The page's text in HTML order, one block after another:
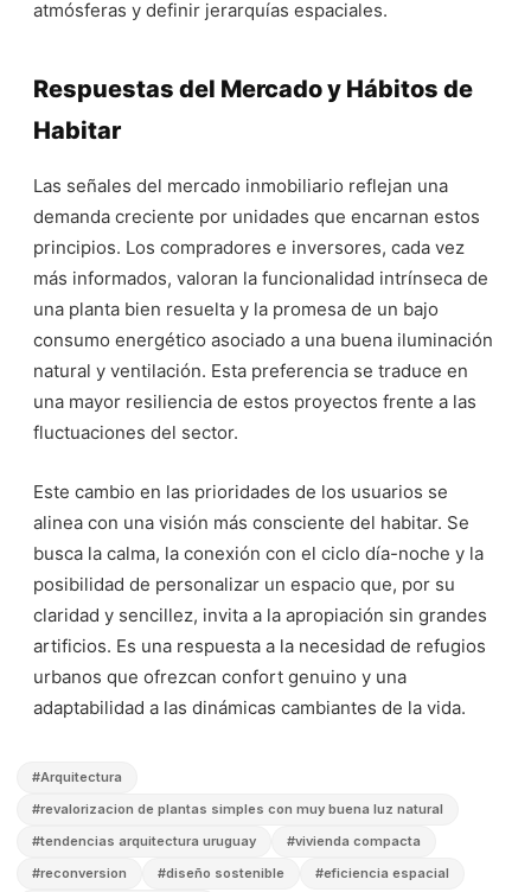
atmósferas y definir jerarquías espaciales.
Respuestas del Mercado y Hábitos de
Habitar
Las señales del mercado inmobiliario reflejan una
demanda creciente por unidades que encarnan estos
principios. Los compradores e inversores, cada vez
más informados, valoran la funcionalidad intrínseca de
una planta bien resuelta y la promesa de un bajo
consumo energético asociado a una buena iluminación
natural y ventilación. Esta preferencia se traduce en
una mayor resiliencia de estos proyectos frente a las
fluctuaciones del sector.
Este cambio en las prioridades de los usuarios se
alinea con una visión más consciente del habitar. Se
busca la calma, la conexión con el ciclo día-noche y la
posibilidad de personalizar un espacio que, por su
claridad y sencillez, invita a la apropiación sin grandes
artificios. Es una respuesta a la necesidad de refugios
urbanos que ofrezcan confort genuino y una
adaptabilidad a las dinámicas cambiantes de la vida.
#Arquitectura
#revalorizacion de plantas simples con muy buena luz natural
#tendencias arquitectura uruguay #vivienda compacta
#reconversion #diseño sostenible #eficiencia espacial